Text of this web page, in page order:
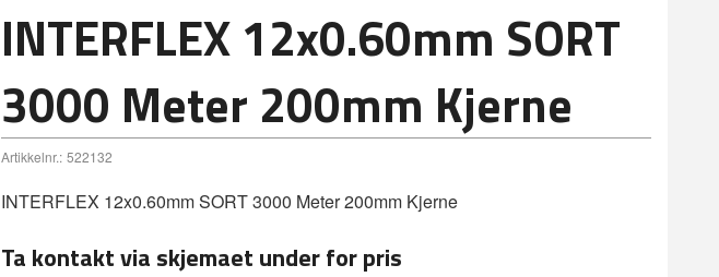
INTERFLEX 12x0.60mm SORT
3000 Meter 200mm Kjerne
Artikkelnr.: 522132
INTERFLEX 12x0.60mm SORT 3000 Meter 200mm Kjerne
Ta kontakt via skjemaet under for pris